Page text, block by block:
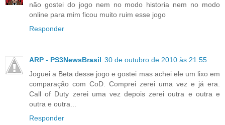
não gostei do jogo nem no modo historia nem no modo
online para mim ficou muito ruim esse jogo
Responder
ARP - PS3NewsBrasil 30 de outubro de 2010 às 21:55
Joguei a Beta desse jogo e gostei mas achei ele um lixo em
comparação com CoD. Comprei zerei uma vez e já era.
Call of Duty zerei uma vez depois zerei outra e outra e
outra e outra...
Responder